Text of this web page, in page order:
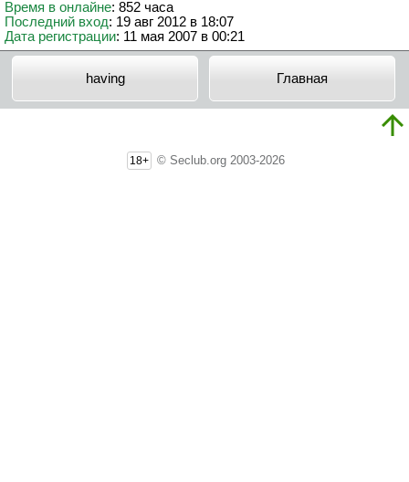
Время в онлайне: 852 часа
Последний вход: 19 авг 2012 в 18:07
Дата регистрации: 11 мая 2007 в 00:21
having Главная
18+ © Seclub.org 2003-2026